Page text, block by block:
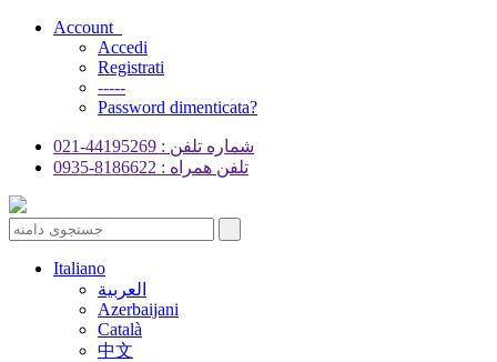
Account
Accedi
Registrati
-----
Password dimenticata?
شماره تلفن : 44195269-021
تلفن همراه : 8186622-0935
Italiano
العربية
Azerbaijani
Català
中文